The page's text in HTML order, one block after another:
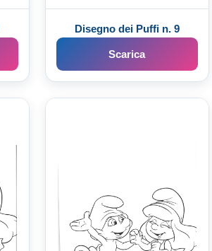
Disegno dei Puffi n. 9
Scarica